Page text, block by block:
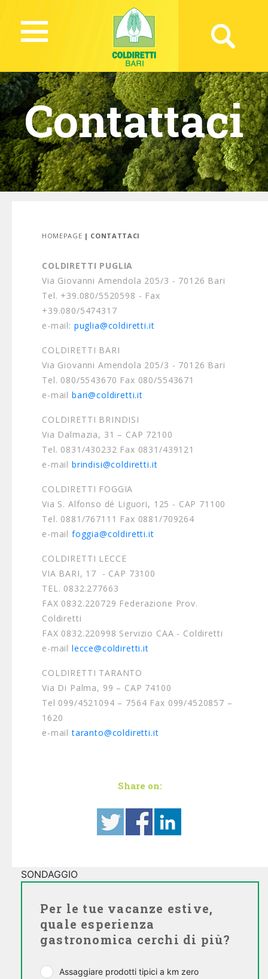
Contattaci
HOMEPAGE | CONTATTACI
COLDIRETTI PUGLIA
Via Giovanni Amendola 205/3 - 70126 Bari
Tel. +39.080/5520598 - Fax
+39.080/5474317
e-mail: puglia@coldiretti.it
COLDIRETTI BARI
Via Giovanni Amendola 205/3 - 70126 Bari
Tel. 080/5543670 Fax 080/5543671
e-mail bari@coldiretti.it
COLDIRETTI BRINDISI
Via Dalmazia, 31 – CAP 72100
Tel. 0831/430232 Fax 0831/439121
e-mail brindisi@coldiretti.it
COLDIRETTI FOGGIA
Via S. Alfonso dé Liguori, 125 - CAP 71100
Tel. 0881/767111 Fax 0881/709264
e-mail foggia@coldiretti.it
COLDIRETTI LECCE
VIA BARI, 17 - CAP 73100
TEL. 0832.277663
FAX 0832.220729 Federazione Prov.
Coldiretti
FAX 0832.220998 Servizio CAA - Coldiretti
e-mail lecce@coldiretti.it
COLDIRETTI TARANTO
Via Di Palma, 99 – CAP 74100
Tel 099/4521094 – 7564 Fax 099/4520857 –
1620
e-mailtaranto@coldiretti.it
Share on:
SONDAGGIO
Per le tue vacanze estive,
quale esperienza
gastronomica cerchi di più?
Assaggiare prodotti tipici a km zero